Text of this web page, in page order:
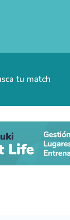
tu match